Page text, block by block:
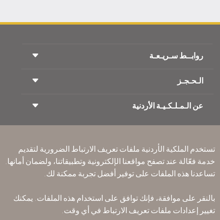
روابــط سـريـعـة
شروط السفر
السفر أثناء الحمل
ذوي الاحتياجات الخاصة
Accessibility Plan and Feedback Process
الـحـجـز
حجز القطار
تكرم
الإقامه لمسافري الترانزيت
عن الـمـلـكـيـة الأردنية
انضم لعائلتنا
الأخبار
سـيـا سة الخصوصية
مكاتبنا حول العالم
شروط وأحكام العقد
سياسة ملفات تعريف الارتباط
تستخدم الملكية الأردنية ملفات تعريف الارتباط الضرورية لتقديم
خدمة فعّالة عند تصفح مواقعنا الإلكترونية وتطبيقاتنا، ولضمان أمانها.
تساعدنا هذه الملفات على توفير أفضل تجربة ممكنة لك.
بالنقر على موافقة، فإنك توافق على استخدام هذه الملفات. يمكنك
تغيير إعدادات ملفات تعريف الارتباط في أي وقت.